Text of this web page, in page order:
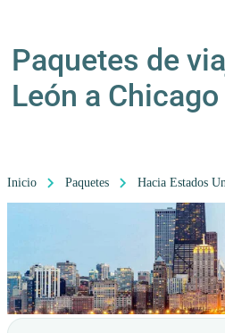
Paquetes de
León a Chicago
Inicio Paquetes Hacia Estados